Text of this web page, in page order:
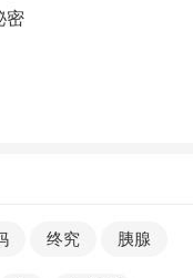
密
终究 胰腺